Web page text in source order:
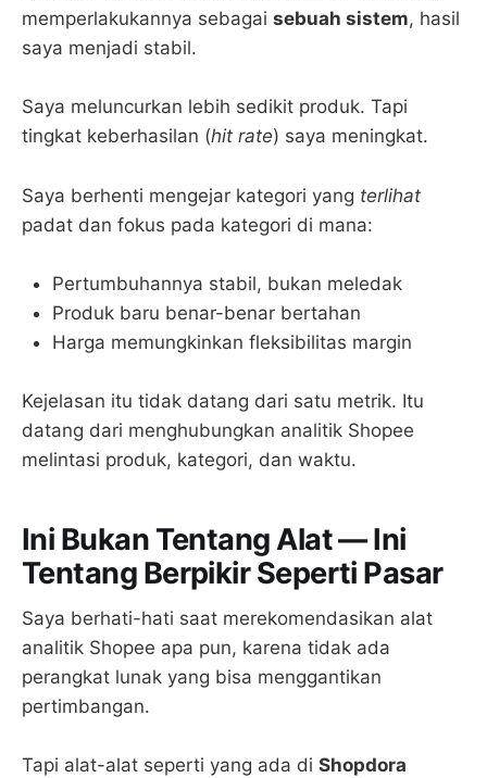
memperlakukannya sebagai sebuah sistem, hasil
saya menjadi stabil.
Saya meluncurkan lebih sedikit produk. Tapi
tingkat keberhasilan (hit rate) saya meningkat.
Saya berhenti mengejar kategori yang terlihat
padat dan fokus pada kategori di mana:
Pertumbuhannya stabil, bukan meledak
Produk baru benar-benar bertahan
Harga memungkinkan fleksibilitas margin
Kejelasan itu tidak datang dari satu metrik. Itu
datang dari menghubungkan analitik Shopee
melintasi produk, kategori, dan waktu.
Ini Bukan Tentang Alat — Ini
Tentang Berpikir Seperti Pasar
Saya berhati-hati saat merekomendasikan alat
analitik Shopee apa pun, karena tidak ada
perangkat lunak yang bisa menggantikan
pertimbangan.
Tapi alat-alat seperti yang ada di Shopdora